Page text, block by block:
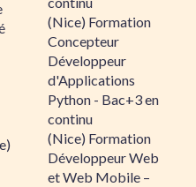
(Nice) Formation
Concepteur
Développeur
d'Applications
Python - Bac+3 en
continu
(Nice) Formation
Développeur Web
et Web Mobile –